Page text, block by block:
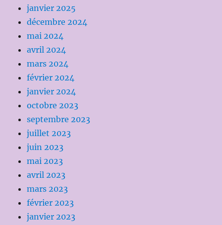
janvier 2025
décembre 2024
mai 2024
avril 2024
mars 2024
février 2024
janvier 2024
octobre 2023
septembre 2023
juillet 2023
juin 2023
mai 2023
avril 2023
mars 2023
février 2023
janvier 2023